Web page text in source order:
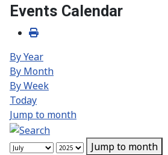
Events Calendar
By Year
By Month
By Week
Today
Jump to month
Jump to month